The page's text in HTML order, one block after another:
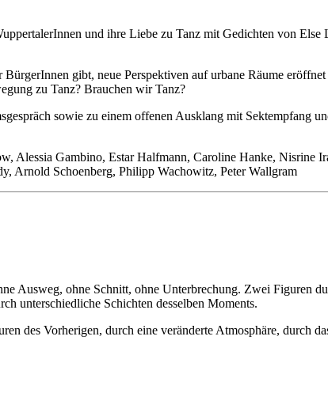
und ihre Liebe zu Tanz mit Gedichten von Else
gibt, neue Perspektiven auf urbane Räume
zu Tanz? Brauchen wir Tanz?
sowie zu einem offenen Ausklang mit Sektempfang
Gambino, Estar Halfmann, Caroline Hanke, Nisrine
Arnold Schoenberg, Philipp Wachowitz, Peter Wallgram
Ausweg, ohne Schnitt, ohne Unterbrechung. Zwei Figuren
unterschiedliche Schichten desselben Moments.
des Vorherigen, durch eine veränderte Atmosphäre, durch